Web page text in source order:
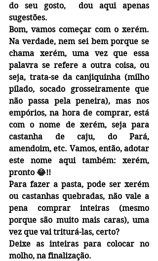
do seu gosto,  dou aqui apenas
sugestões.
Bom, vamos começar com o xerém.
Na verdade, nem sei bem porque se
chama xerém, uma vez que essa
palavra se refere a outra coisa, ou
seja, trata-se da canjiquinha (milho
pilado, socado grosseiramente que
não passa pela peneira), mas nos
empórios, na hora de comprar, está
com o nome de xerém, seja para
castanha de caju, do Pará,
amendoim, etc. Vamos, então, adotar
este nome aqui também: xerém,
pronto 😂!!
Para fazer a pasta, pode ser xerém
ou castanhas quebradas, não vale a
pena comprar inteiras (mesmo
porque são muito mais caras), uma
vez que vai triturá-las, certo?
Deixe as inteiras para colocar no
molho, na finalização.